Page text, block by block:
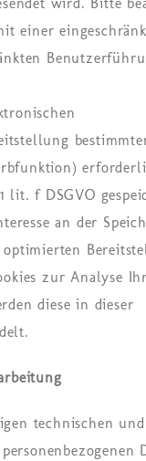
einer
lit. f DSGVO
an der
zur Analyse
diese in dieser
tech­ni­schen